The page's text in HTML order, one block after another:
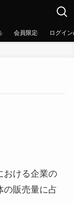
会員限定 ログイ
おける企業の
の販売量に占